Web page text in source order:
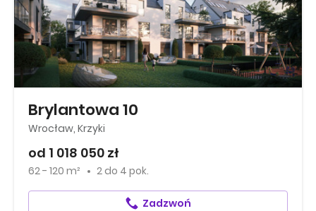
Brylantowa 10
Wrocław, Krzyki
od 1 018 050 zł
62 - 120 m² 2 do 4 pok.
Zadzwoń